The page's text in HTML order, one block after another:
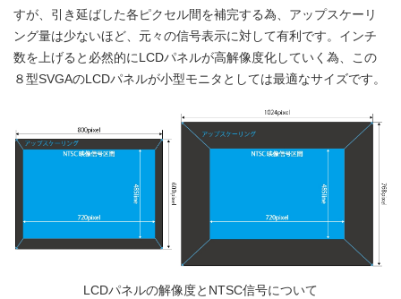
すが、引き延ばした各ピクセル間を補完する為、アップスケーリ
ング量は少ないほど、元々の信号表示に対して有利です。インチ
数を上げると必然的にLCDパネルが高解像度化していく為、この
８型SVGAのLCDパネルが小型モニタとしては最適なサイズです。
LCDパネルの解像度とNTSC信号について